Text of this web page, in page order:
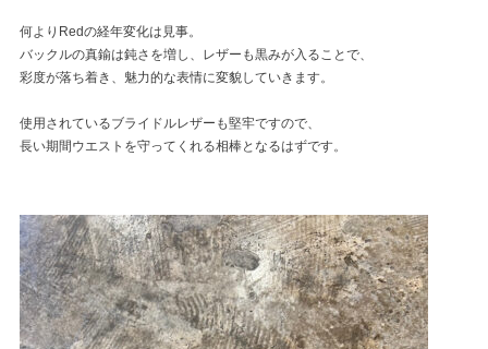
何よりRedの経年変化は見事。
バックルの真鍮は鈍さを増し、レザーも黒みが入ることで、
彩度が落ち着き、魅力的な表情に変貌していきます。
使用されているブライドルレザーも堅牢ですので、
長い期間ウエストを守ってくれる相棒となるはずです。